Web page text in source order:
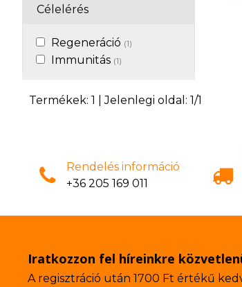
Célelérés
Regeneráció (1)
Immunitás (1)
Termékek: 1 | Jelenlegi oldal: 1/1
Rendelés információ
+36 205 169 011
Iratkozzon fel híreinkre
A regisztráció után 1700 Ft értékű